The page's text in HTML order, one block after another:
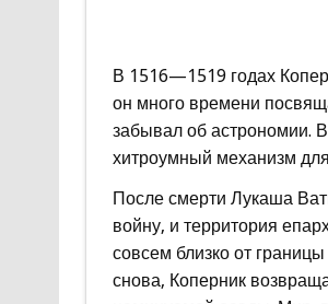
В 1516—1519 годах
он много времени
забывал об астрономии.
хитроумный механизм
После смерти Лукаша
войну, и территория
совсем близко от
снова, Коперник